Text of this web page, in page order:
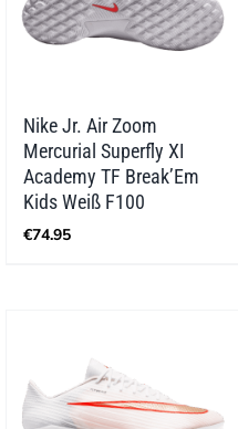
Nike Jr. Air Zoom
Mercurial Superfly XI
Academy TF Break’Em
Kids Weiß F100
€74.95